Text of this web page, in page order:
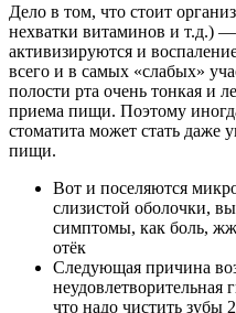
Дело в том, что стоит
нехватки витаминов и т.д.)
активизируются и
всего и в самых «слабых»
полости рта очень тонкая и
приема пищи. Поэтому
стоматита может стать даже
пищи.
Вот и поселяются
слизистой оболочки,
симптомы, как боль,
отёк
Следующая причина
неудовлетворительная
что надо чистить зубы